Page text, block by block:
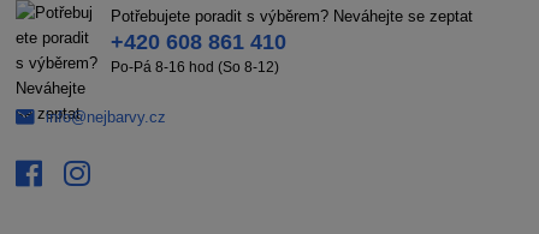
Potřebujete poradit s výběrem? Neváhejte se zeptat
+420 608 861 410
Po-Pá 8-16 hod (So 8-12)
info@nejbarvy.cz